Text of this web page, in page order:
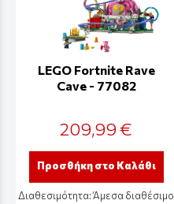
LEGO Fortnite Rave
Cave - 77082
209,99 €
Προσθήκη στο Καλάθι
Διαθεσιμότητα:Άμεσα διαθέσιμο